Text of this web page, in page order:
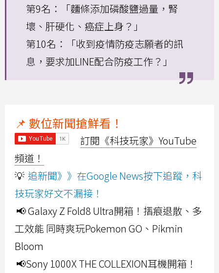
第9名：「麵條添加磷酸鹽過量，腎
壞、肝硬化、癌症上身？」
第10名：「收到疫情防疫志願者的訊
息，要求加LINE配合防疫工作？」
📌 數位新聞搶鮮看！
訂閱《科技玩家》YouTube
頻道！
💡 追新聞》》在Google News按下追蹤，科
技玩家好文不漏接！
📢 Galaxy Z Fold8 Ultra開箱！摺痕退散、多
工效能 同時爽玩Pokemon GO、Pikmin
Bloom
📢Sony 1000X THE COLLEXION耳機開箱！